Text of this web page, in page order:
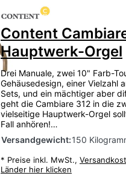
Content
Hauptwerk-Orgel
Drei Manuale, zwei 10" Farb-
Gehäusedesign, einer Vielzahl
Sets, und ein mächtiger aber
geht die Cambiare 312 in die
vielseitige Hauptwerk-Orgel
Fall anhören!…
Versandgewicht:150
* Preise inkl. MwSt.,
Länder hier klicken